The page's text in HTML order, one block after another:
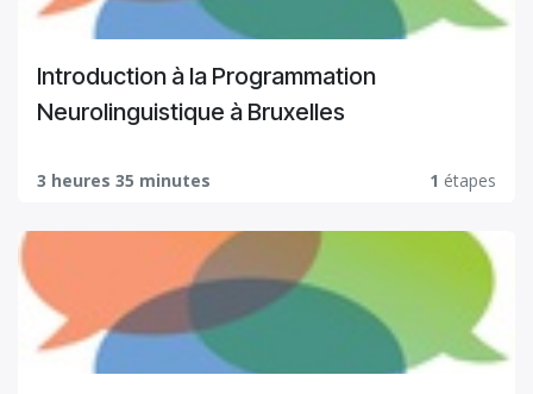
Introduction à la Programmation
Neurolinguistique à Bruxelles
3 heures 35 minutes 1 étapes